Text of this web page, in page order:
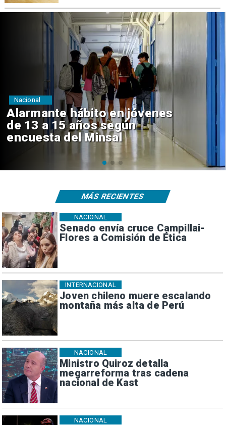
Aprueban creación del Parque
Sebastián Piñera con inversión
de $4 mil millones
Regiones
Senado envía cruce Campillai-
Flores a Comisión de Ética
NACIONAL
Joven chileno muere escalando
montaña más alta de Perú
INTERNACIONAL
Ministro Quiroz detalla
megarreforma tras cadena
nacional de Kast
NACIONAL
NACIONAL
MÁS RECIENTES